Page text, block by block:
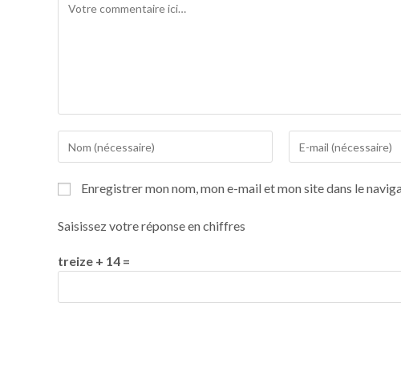
Enregistrer mon nom, mon e-mail et mon site dans le
Saisissez votre réponse en chiffres
treize + 14 =